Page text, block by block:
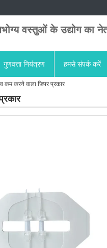
वस्तुओं के उद्योग का
गुणवत्ता नियंत्रण हमसे संपर्क करें
कम करने वाला जिपर प्रकार